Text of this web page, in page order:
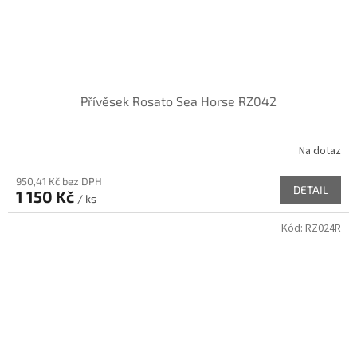
Přívěsek Rosato Sea Horse RZ042
Na dotaz
950,41 Kč bez DPH
1 150 Kč / ks
DETAIL
Kód: RZ024R